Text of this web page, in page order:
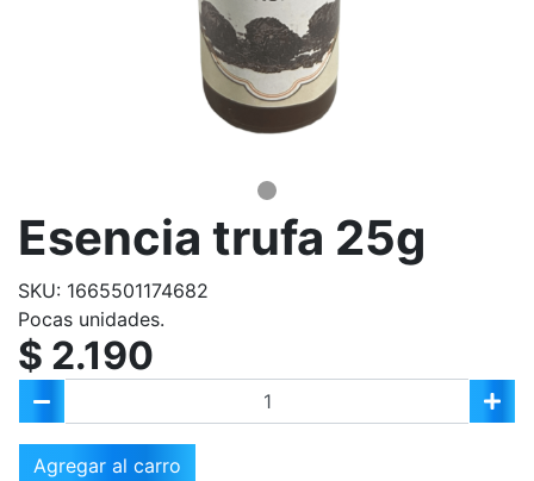
Esencia trufa 25g
SKU: 1665501174682
Pocas unidades.
$ 2.190
Agregar al carro